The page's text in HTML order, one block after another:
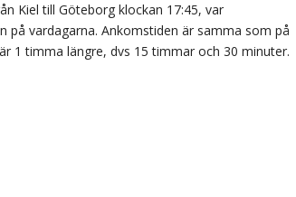
Kiel till Göteborg klockan 17:45, var
vardagarna. Ankomstiden är samma som på
1 timma längre, dvs 15 timmar och 30 minuter.